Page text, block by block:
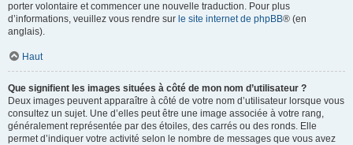
porter volontaire et commencer une nouvelle traduction. Pour plus
d’informations, veuillez vous rendre sur le site internet de phpBB® (en
anglais).
Haut
Que signifient les images situées à côté de mon nom d’utilisateur ?
Deux images peuvent apparaître à côté de votre nom d’utilisateur lorsque vous
consultez un sujet. Une d’elles peut être une image associée à votre rang,
généralement représentée par des étoiles, des carrés ou des ronds. Elle
permet d’indiquer votre activité selon le nombre de messages que vous avez